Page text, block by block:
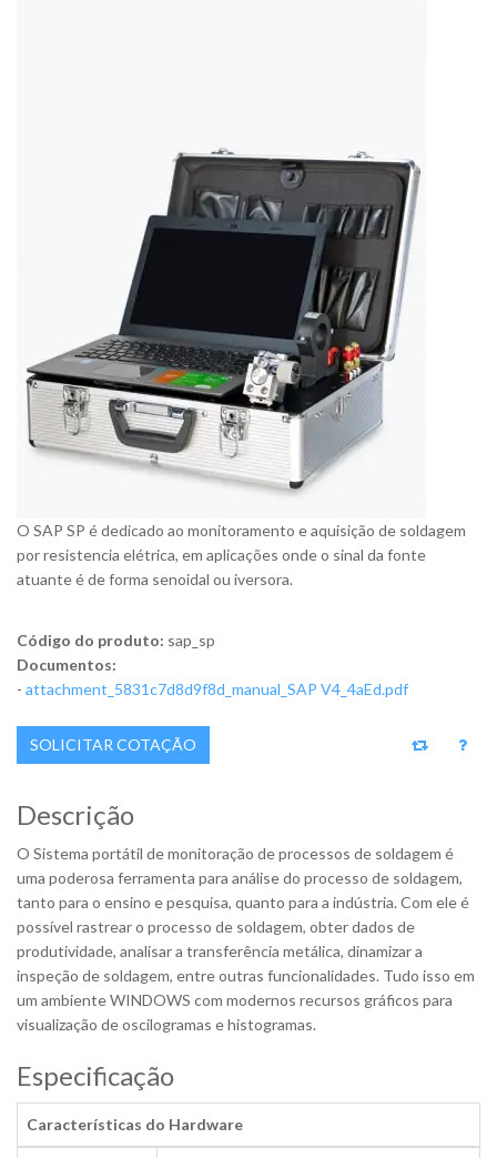
O SAP SP é dedicado ao monitoramento e aquisição de soldagem
por resistencia elétrica, em aplicações onde o sinal da fonte
atuante é de forma senoidal ou iversora.
Código do produto: sap_sp
Documentos:
- attachment_5831c7d8d9f8d_manual_SAP V4_4aEd.pdf
SOLICITAR COTAÇÃO
Descrição
O Sistema portátil de monitoração de processos de soldagem é
uma poderosa ferramenta para análise do processo de soldagem,
tanto para o ensino e pesquisa, quanto para a indústria. Com ele é
possível rastrear o processo de soldagem, obter dados de
produtividade, analisar a transferência metálica, dinamizar a
inspeção de soldagem, entre outras funcionalidades. Tudo isso em
um ambiente WINDOWS com modernos recursos gráficos para
visualização de oscilogramas e histogramas.
Especificação
Características do Hardware